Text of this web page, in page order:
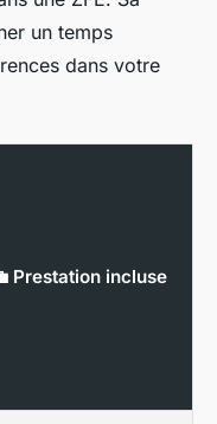
un temps
dans votre
Prestation incluse